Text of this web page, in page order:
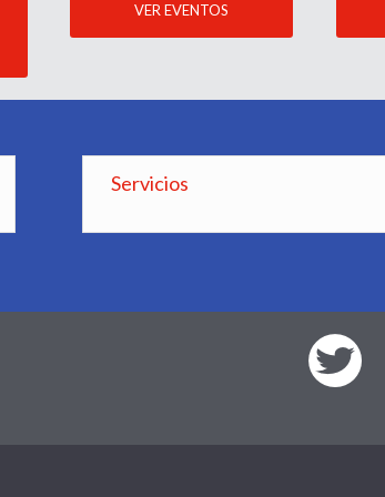
VER EVENTOS
Servicios